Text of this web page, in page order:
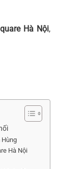
Hà Nội,
Hùng
Hà Nội